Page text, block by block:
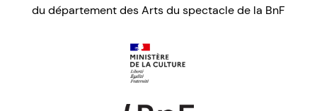
du département des Arts du spectacle de la BnF